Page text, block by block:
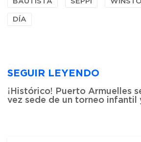
DÍA
SEGUIR LEYENDO
¡Histórico! Puerto Armuelles
vez sede de un torneo infantil